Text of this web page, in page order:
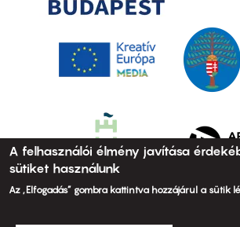
A felhasználói élmény javítása
sütiket használunk
Az „Elfogadás” gombra kattintva hozzájárul a sütik